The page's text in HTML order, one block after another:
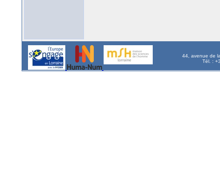
44, avenue de
Tél. :